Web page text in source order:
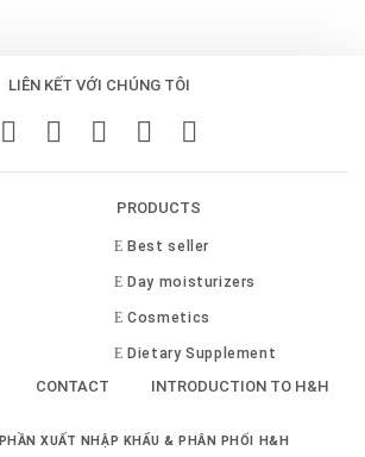
LIÊN KẾT VỚI CHÚNG TÔI
PRODUCTS
Best seller
Day moisturizers
Cosmetics
Dietary Supplement
CONTACT INTRODUCTION TO H&H
XUẤT NHẬP KHẨU & PHÂN PHỐI H&H